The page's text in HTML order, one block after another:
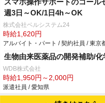
スマホ操作サポートのコール
週3日～OK/1日4h～OK
株式会社ベルシステム24
時給1,620円
アルバイト・パート / 契約社員 / 東京
生物由来医薬品の開発補助/化
WDB株式会社
時給1,950円～2,000円
派遣社員 / 愛知県